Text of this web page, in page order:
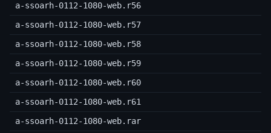
a-ssoarh-0112-1080-web.r56
a-ssoarh-0112-1080-web.r57
a-ssoarh-0112-1080-web.r58
a-ssoarh-0112-1080-web.r59
a-ssoarh-0112-1080-web.r60
a-ssoarh-0112-1080-web.r61
a-ssoarh-0112-1080-web.rar